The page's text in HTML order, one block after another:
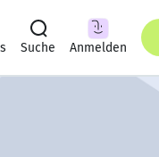
Suche Anmelden